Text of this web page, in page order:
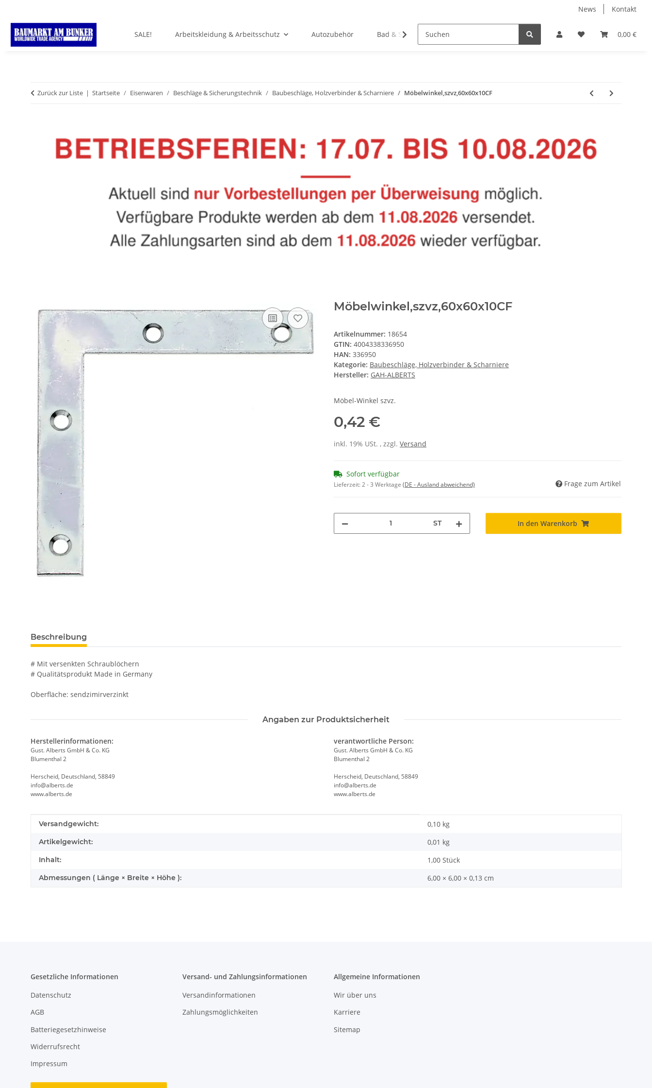
News Kontakt
0,00 €
SALE! Arbeitskleidung & Arbeitsschutz Autozubehör Bad & Sanitär Belüftung & Entlüftung
Zurück zur Liste Startseite Eisenwaren Beschläge & Sicherungstechnik Baubeschläge, Holzverbinder & Scharniere Möbelwinkel,szvz,60x60x10CF
Möbelwinkel,szvz,60x60x10CF
Artikelnummer: 18654
GTIN: 4004338336950
HAN: 336950
Kategorie: Baubeschläge, Holzverbinder & Scharniere
Hersteller: GAH-ALBERTS
Möbel-Winkel szvz.
0,42 €
inkl. 19% USt. , zzgl. Versand
Sofort verfügbar
Lieferzeit:2 - 3 Werktage (DE - Ausland abweichend) Frage zum Artikel
ST In den Warenkorb
Beschreibung
# Mit versenkten Schraublöchern
# Qualitätsprodukt Made in Germany
Oberfläche: sendzimirverzinkt
Angaben zur Produktsicherheit
Herstellerinformationen:
Gust. Alberts GmbH & Co. KG
Blumenthal 2
Herscheid, Deutschland, 58849
info@alberts.de
www.alberts.de
verantwortliche Person:
Gust. Alberts GmbH & Co. KG
Blumenthal 2
Herscheid, Deutschland, 58849
info@alberts.de
www.alberts.de
Produkteigenschaft
Wert
Versandgewicht: 0,10 kg
Artikelgewicht: 0,01 kg
Inhalt: 1,00 Stück
Abmessungen ( Länge × Breite × Höhe ): 6,00 × 6,00 × 0,13 cm
Gesetzliche Informationen
Datenschutz
AGB
Batteriegesetzhinweise
Widerrufsrecht
Impressum
Versand- und Zahlungsinformationen
Versandinformationen
Zahlungsmöglichkeiten
Allgemeine Informationen
Wir über uns
Karriere
Sitemap